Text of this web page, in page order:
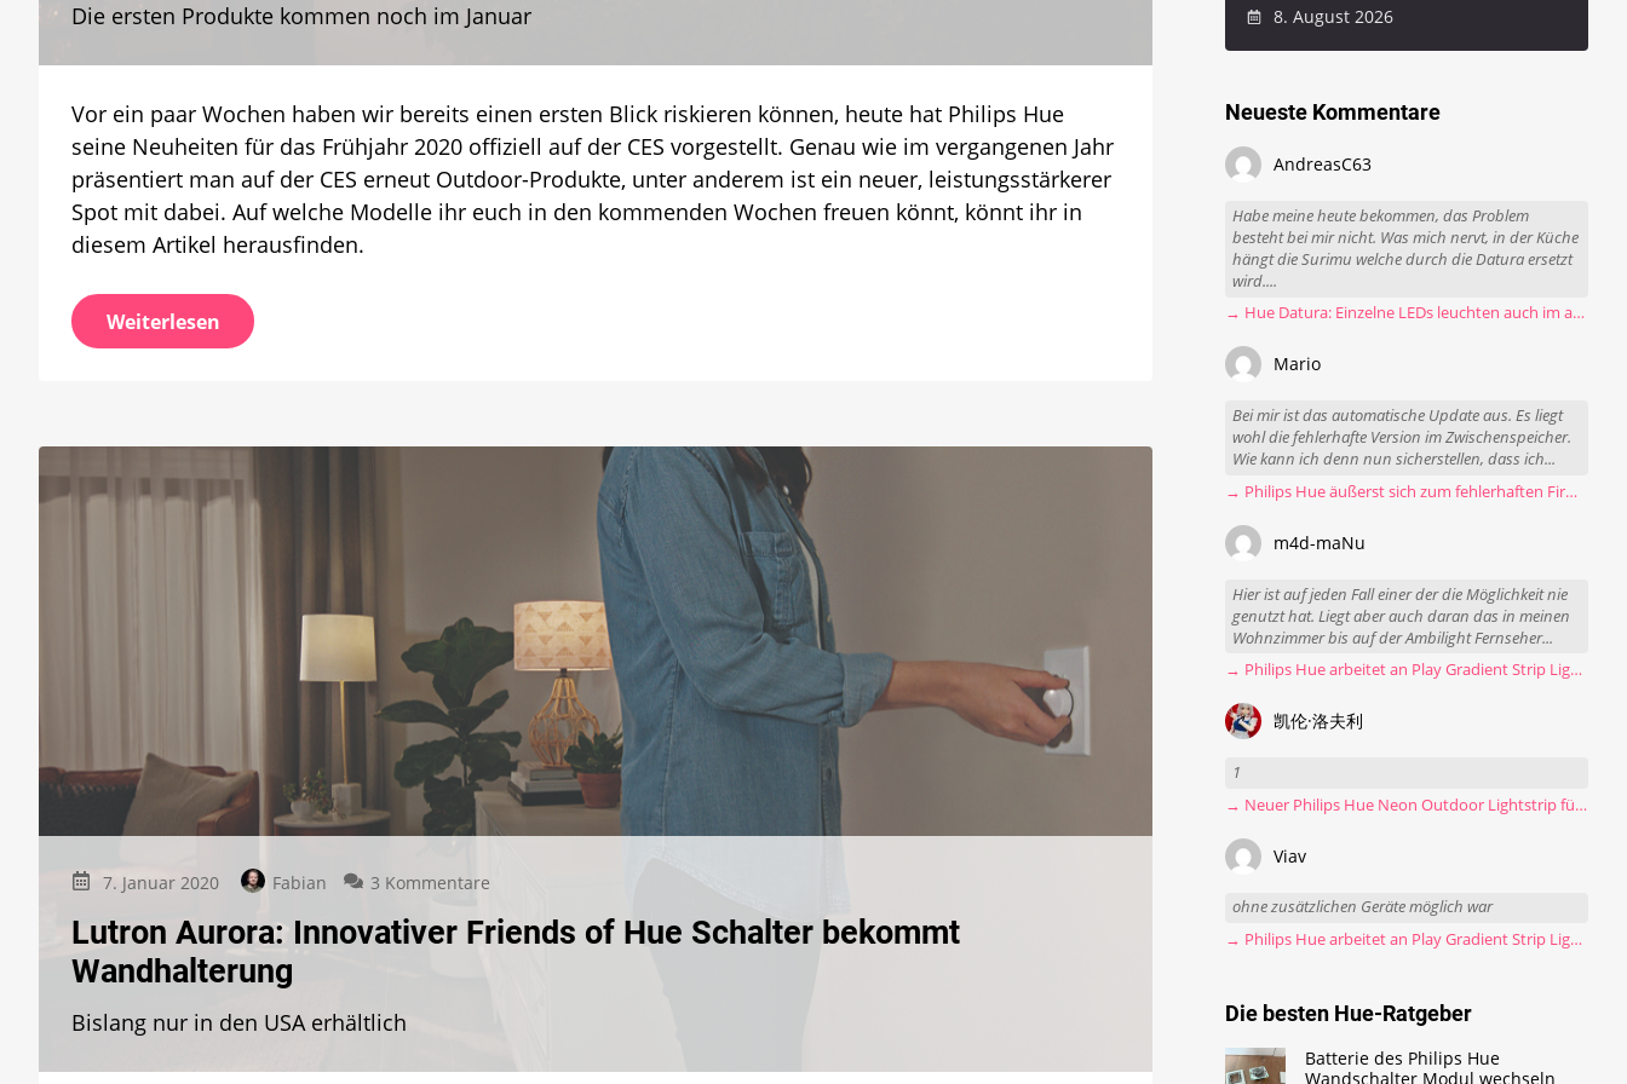
ist
neue
Outdoor
Serie
Die ersten Produkte kommen noch im Januar
Vor ein paar Wochen haben wir bereits einen ersten Blick riskieren können, heute hat Philips Hue
seine Neuheiten für das Frühjahr 2020 offiziell auf der CES vorgestellt. Genau wie im vergangenen Jahr
präsentiert man auf der CES erneut Outdoor-Produkte, unter anderem ist ein neuer, leistungsstärkerer
Spot mit dabei. Auf welche Modelle ihr euch in den kommenden Wochen freuen könnt, könnt ihr in
diesem Artikel herausfinden.
Weiterlesen
7. Januar 2020 Fabian 3 Kommentare
Aurora:
Lutron Aurora: Innovativer Friends of Hue Schalter bekommt
Wandhalterung
Bislang nur in den USA erhältlich
8. August 2026
Neueste Kommentare
AndreasC63
Habe meine heute bekommen, das Problem
besteht bei mir nicht. Was mich nervt, in der Küche
hängt die Surimu welche durch die Datura ersetzt
wird....
→ Hue Datura: Einzelne LEDs leuchten auch im ausgeschalteten Zustand
Mario
Bei mir ist das automatische Update aus. Es liegt
wohl die fehlerhafte Version im Zwischenspeicher.
Wie kann ich denn nun sicherstellen, dass ich...
→ Philips Hue äußerst sich zum fehlerhaften Firmware-Update
m4d-maNu
Hier ist auf jeden Fall einer der die Möglichkeit nie
genutzt hat. Liegt aber auch daran das in meinen
Wohnzimmer bis auf der Ambilight Fernseher...
→ Philips Hue arbeitet an Play Gradient Strip Light Pro
凯伦·洛夫利
1
→ Neuer Philips Hue Neon Outdoor Lightstrip für 130 Euro
Viav
ohne zusätzlichen Geräte möglich war
→ Philips Hue arbeitet an Play Gradient Strip Light Pro
Die besten Hue-Ratgeber
Batterie des Philips Hue
Wandschalter Modul wechseln